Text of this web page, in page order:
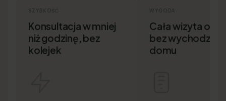
SZYBKOŚĆ
Konsultacja w mniej
niż godzinę, bez
kolejek
WYGODA
Cała wizyta
bez
domu